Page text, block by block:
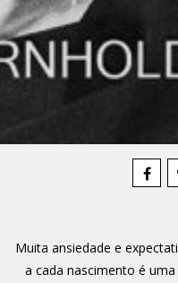
Muita ansiedade e
a cada nascimento é